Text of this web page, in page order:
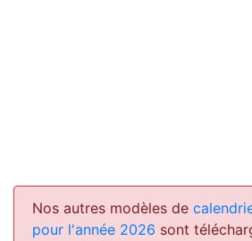
Nos autres modèles de
pour l'année 2026 sont